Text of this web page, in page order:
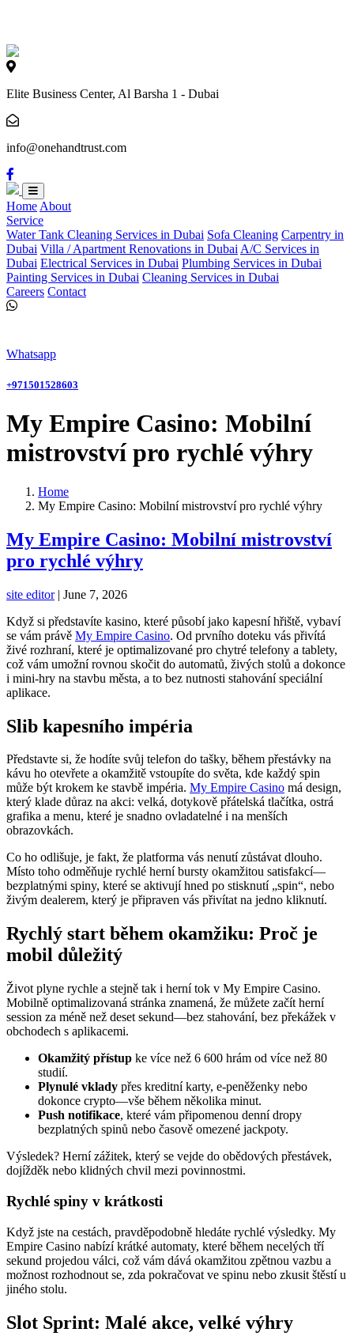
Elite Business Center, Al Barsha 1 - Dubai
info@onehandtrust.com
Home About
Service
Water Tank Cleaning Services in Dubai Sofa Cleaning Carpentry in
Dubai Villa / Apartment Renovations in Dubai A/C Services in
Dubai Electrical Services in Dubai Plumbing Services in Dubai
Painting Services in Dubai Cleaning Services in Dubai
Careers Contact
Whatsapp
+971501528603
My Empire Casino: Mobilní
mistrovství pro rychlé výhry
Home
My Empire Casino: Mobilní mistrovství pro rychlé výhry
My Empire Casino: Mobilní mistrovství
pro rychlé výhry
site editor | June 7, 2026
Když si představíte kasino, které působí jako kapesní hřiště, vybaví
se vám právě My Empire Casino. Od prvního doteku vás přivítá
živé rozhraní, které je optimalizované pro chytré telefony a tablety,
což vám umožní rovnou skočit do automatů, živých stolů a dokonce
i mini-hry na stavbu města, a to bez nutnosti stahování speciální
aplikace.
Slib kapesního impéria
Představte si, že hodíte svůj telefon do tašky, během přestávky na
kávu ho otevřete a okamžitě vstoupíte do světa, kde každý spin
může být krokem ke stavbě impéria. My Empire Casino má design,
který klade důraz na akci: velká, dotykově přátelská tlačítka, ostrá
grafika a menu, které je snadno ovladatelné i na menších
obrazovkách.
Co ho odlišuje, je fakt, že platforma vás nenutí zůstávat dlouho.
Místo toho odměňuje rychlé herní bursty okamžitou satisfakcí—
bezplatnými spiny, které se aktivují hned po stisknutí „spin“, nebo
živým dealerem, který je připraven vás přivítat na jedno kliknutí.
Rychlý start během okamžiku: Proč je
mobil důležitý
Život plyne rychle a stejně tak i herní tok v My Empire Casino.
Mobilně optimalizovaná stránka znamená, že můžete začít herní
session za méně než deset sekund—bez stahování, bez překážek v
obchodech s aplikacemi.
Okamžitý přístup ke více než 6 600 hrám od více než 80
studií.
Plynulé vklady přes kreditní karty, e‑peněženky nebo
dokonce crypto—vše během několika minut.
Push notifikace, které vám připomenou denní dropy
bezplatných spinů nebo časově omezené jackpoty.
Výsledek? Herní zážitek, který se vejde do obědových přestávek,
dojížděk nebo klidných chvil mezi povinnostmi.
Rychlé spiny v krátkosti
Když jste na cestách, pravděpodobně hledáte rychlé výsledky. My
Empire Casino nabízí krátké automaty, které během necelých tří
sekund projedou válci, což vám dává okamžitou zpětnou vazbu a
možnost rozhodnout se, zda pokračovat ve spinu nebo zkusit štěstí u
jiného stolu.
Slot Sprint: Malé akce, velké výhry